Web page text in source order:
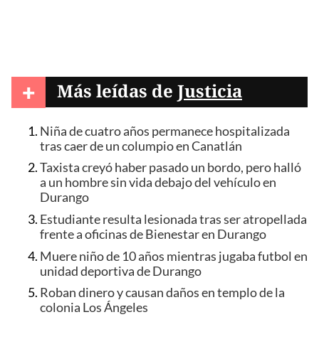
+ Más leídas de Justicia
Niña de cuatro años permanece hospitalizada
tras caer de un columpio en Canatlán
Taxista creyó haber pasado un bordo, pero halló
a un hombre sin vida debajo del vehículo en
Durango
Estudiante resulta lesionada tras ser atropellada
frente a oficinas de Bienestar en Durango
Muere niño de 10 años mientras jugaba futbol en
unidad deportiva de Durango
Roban dinero y causan daños en templo de la
colonia Los Ángeles